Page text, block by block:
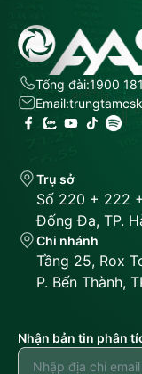
Tổng đài:1900
Email:
Trụ sở
Số 220 + 222
Đống Đa, TP.
Chi nhánh
Tầng 25, Rox
P. Bến Thành,
Nhận bản tin phân